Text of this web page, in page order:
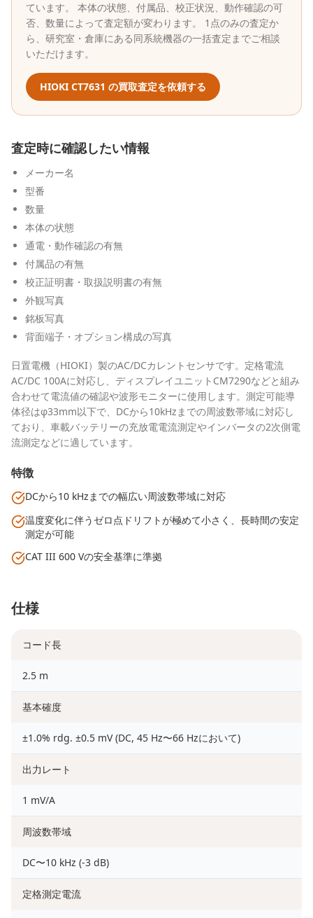
ています。 本体の状態、付属品、校正状況、動作確認の可
否、数量によって査定額が変わります。 1点のみの査定か
ら、研究室・倉庫にある同系統機器の一括査定までご相談
いただけます。
HIOKI CT7631 の買取査定を依頼する
査定時に確認したい情報
メーカー名
型番
数量
本体の状態
通電・動作確認の有無
付属品の有無
校正証明書・取扱説明書の有無
外観写真
銘板写真
背面端子・オプション構成の写真
日置電機（HIOKI）製のAC/DCカレントセンサです。定格電流
AC/DC 100Aに対応し、ディスプレイユニットCM7290などと組み
合わせて電流値の確認や波形モニターに使用します。測定可能導
体径はφ33mm以下で、DCから10kHzまでの周波数帯域に対応し
ており、車載バッテリーの充放電電流測定やインバータの2次側電
流測定などに適しています。
特徴
DCから10 kHzまでの幅広い周波数帯域に対応
温度変化に伴うゼロ点ドリフトが極めて小さく、長時間の安定
測定が可能
CAT III 600 Vの安全基準に準拠
仕様
コード長
2.5 m
基本確度
±1.0% rdg. ±0.5 mV (DC, 45 Hz〜66 Hzにおいて)
出力レート
1 mV/A
周波数帯域
DC〜10 kHz (-3 dB)
定格測定電流